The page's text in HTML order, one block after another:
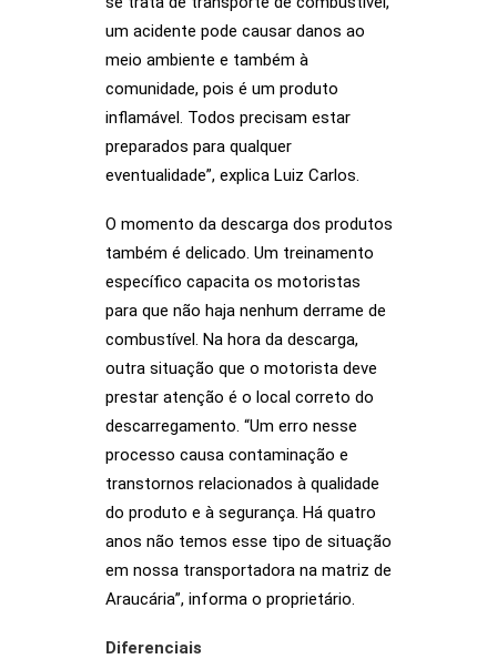
um acidente pode causar danos ao
meio ambiente e também à
comunidade, pois é um produto
inflamável. Todos precisam estar
preparados para qualquer
eventualidade”, explica Luiz Carlos.
O momento da descarga dos produtos
também é delicado. Um treinamento
específico capacita os motoristas
para que não haja nenhum derrame de
combustível. Na hora da descarga,
outra situação que o motorista deve
prestar atenção é o local correto do
descarregamento. “Um erro nesse
processo causa contaminação e
transtornos relacionados à qualidade
do produto e à segurança. Há quatro
anos não temos esse tipo de situação
em nossa transportadora na matriz de
Araucária”, informa o proprietário.
Diferenciais